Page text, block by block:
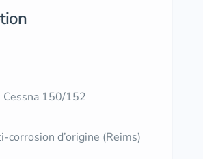
150/152
corrosion d’origine (Reims)